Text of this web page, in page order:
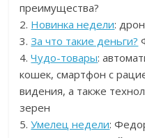
преимущества?
2. Новинка недели:
3.За что такие деньги?
4.Чудо-товары:
кошек, смартфон с
видения, а также
зерен
5.Умелец недели: